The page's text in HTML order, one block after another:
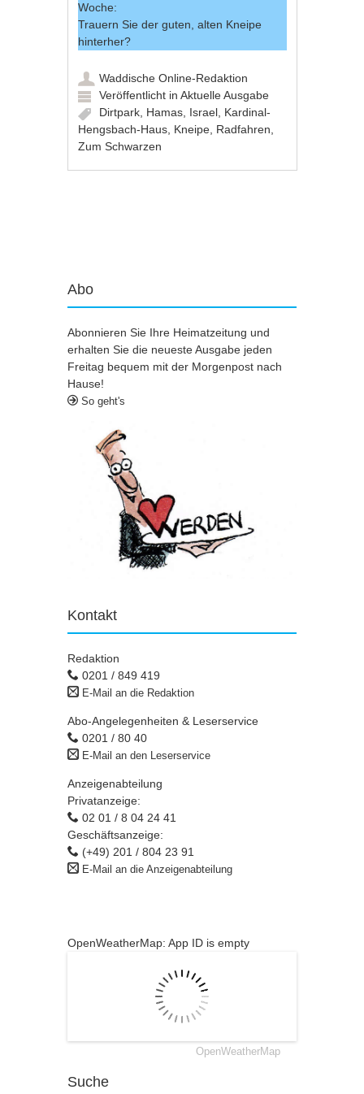
Woche:
Trauern Sie der guten, alten Kneipe
hinterher?
Waddische Online-Redaktion
Veröffentlicht inAktuelle Ausgabe
Dirtpark Hamas Israel Kardinal-
Hengsbach-Haus Kneipe Radfahren
Zum Schwarzen
Abo
Abonnieren Sie Ihre Heimatzeitung und
erhalten Sie die neueste Ausgabe jeden
Freitag bequem mit der Morgenpost nach
Hause!
So geht's
Kontakt
Redaktion
0201 / 849 419
E-Mail an die Redaktion
Abo-Angelegenheiten & Leserservice
0201 / 80 40
E-Mail an den Leserservice
Anzeigenabteilung
Privatanzeige:
02 01 / 8 04 24 41
Geschäftsanzeige:
(+49) 201 / 804 23 91
E-Mail an die Anzeigenabteilung
OpenWeatherMap: App ID is empty
OpenWeatherMap
Suche